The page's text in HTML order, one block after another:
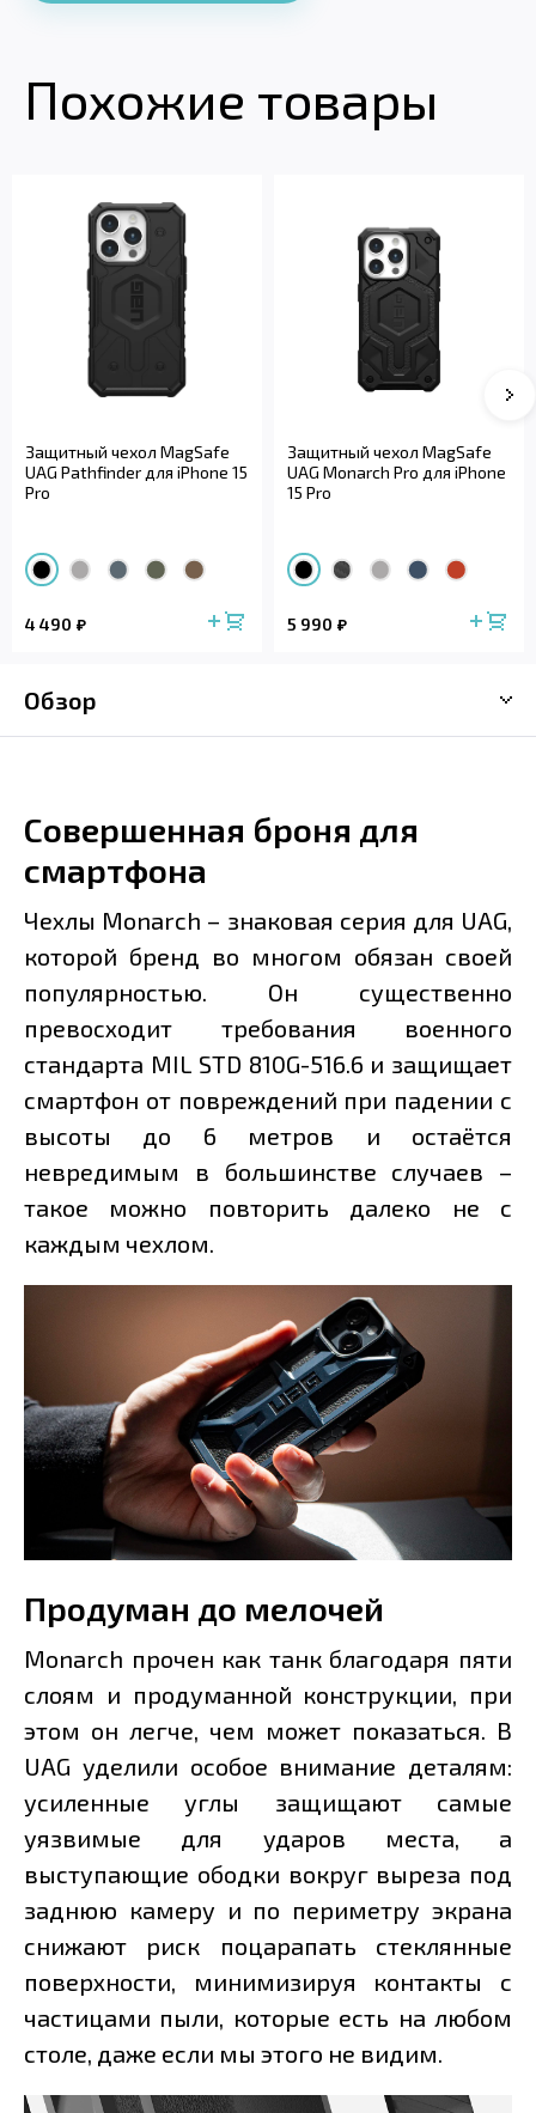
Похожие товары
Защитный чехол MagSafe
UAG Pathfinder для iPhone 15
Pro
4 490
Защитный чехол MagSafe
UAG Monarch Pro для iPhone
15 Pro
5 990
Обзор
Совершенная броня для
смартфона
Чехлы Monarch – знаковая серия для UAG,
которой бренд во многом обязан своей
популярностью. Он существенно
превосходит требования военного
стандарта MIL STD 810G-516.6 и защищает
смартфон от повреждений при падении с
высоты до 6 метров и остаётся
невредимым в большинстве случаев –
такое можно повторить далеко не с
каждым чехлом.
Продуман до мелочей
Monarch прочен как танк благодаря пяти
слоям и продуманной конструкции, при
этом он легче, чем может показаться. В
UAG уделили особое внимание деталям:
усиленные углы защищают самые
уязвимые для ударов места, а
выступающие ободки вокруг выреза под
заднюю камеру и по периметру экрана
снижают риск поцарапать стеклянные
поверхности, минимизируя контакты с
частицами пыли, которые есть на любом
столе, даже если мы этого не видим.